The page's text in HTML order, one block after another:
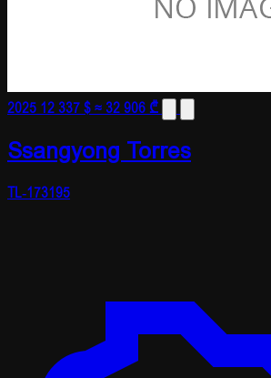
2025 12 337 $≈ 32 906 ₾
Ssangyong Torres
TL-173195